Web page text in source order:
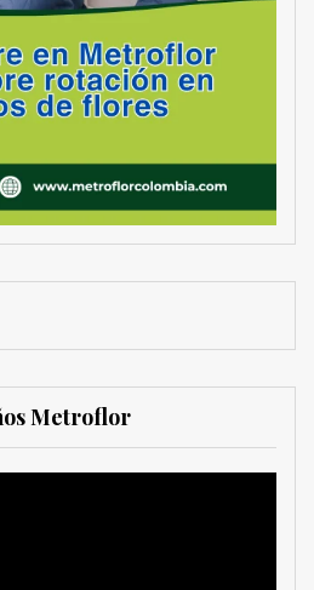
Metroflor